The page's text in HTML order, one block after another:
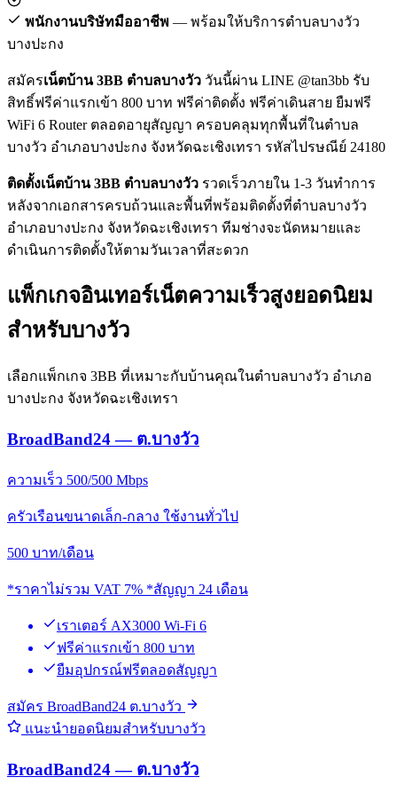
พนักงานบริษัทมืออาชีพ — พร้อมให้บริการตำบลบางวัว
บางปะกง
สมัครเน็ตบ้าน 3BB ตำบลบางวัว วันนี้ผ่าน LINE @tan3bb รับ
สิทธิ์ฟรีค่าแรกเข้า 800 บาท ฟรีค่าติดตั้ง ฟรีค่าเดินสาย ยืมฟรี
WiFi 6 Router ตลอดอายุสัญญา ครอบคลุมทุกพื้นที่ในตำบล
บางวัว อำเภอบางปะกง จังหวัดฉะเชิงเทรา รหัสไปรษณีย์ 24180
ติดตั้งเน็ตบ้าน 3BB ตำบลบางวัว รวดเร็วภายใน 1-3 วันทำการ
หลังจากเอกสารครบถ้วนและพื้นที่พร้อมติดตั้งที่ตำบลบางวัว
อำเภอบางปะกง จังหวัดฉะเชิงเทรา ทีมช่างจะนัดหมายและ
ดำเนินการติดตั้งให้ตามวันเวลาที่สะดวก
แพ็กเกจอินเทอร์เน็ตความเร็วสูงยอดนิยม
สำหรับบางวัว
เลือกแพ็กเกจ 3BB ที่เหมาะกับบ้านคุณในตำบลบางวัว อำเภอ
บางปะกง จังหวัดฉะเชิงเทรา
BroadBand24 — ต.บางวัว
ความเร็ว 500/500 Mbps
ครัวเรือนขนาดเล็ก-กลาง ใช้งานทั่วไป
500 บาท/เดือน
*ราคาไม่รวม VAT 7% *สัญญา 24 เดือน
เราเตอร์ AX3000 Wi-Fi 6
ฟรีค่าแรกเข้า 800 บาท
ยืมอุปกรณ์ฟรีตลอดสัญญา
สมัคร BroadBand24 ต.บางวัว
แนะนำยอดนิยมสำหรับบางวัว
BroadBand24 — ต.บางวัว